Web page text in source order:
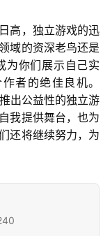
高，独立游戏的迅
域的资深老鸟还是
为你们展示自己实
者的绝佳良机。
出公益性的独立游
我提供舞台，也为
还将继续努力，为